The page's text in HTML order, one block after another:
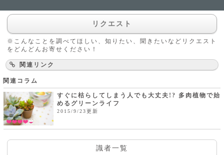
リクエスト
※こんなことを調べてほしい、知りたい、聞きたいなどリクエスト
をどんどんお寄せください！
関連リンク
関連コラム
すぐに枯らしてしまう人でも大丈夫!? 多肉植物で始
めるグリーンライフ
2015/9/23更新
識者一覧